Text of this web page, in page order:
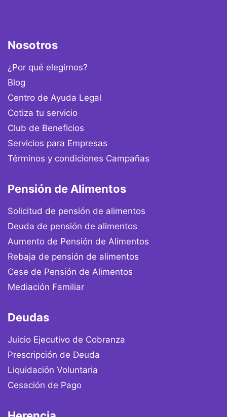
Nosotros
¿Por qué elegirnos?
Blog
Centro de Ayuda Legal
Cotiza tu servicio
Club de Beneficios
Servicios para Empresas
Términos y condiciones Campañas
Pensión de Alimentos
Solicitud de pensión de alimentos
Deuda de pensión de alimentos
Aumento de Pensión de Alimentos
Rebaja de pensión de alimentos
Cese de Pensión de Alimentos
Mediación Familiar
Deudas
Juicio Ejecutivo de Cobranza
Prescripción de Deuda
Liquidación Voluntaria
Cesación de Pago